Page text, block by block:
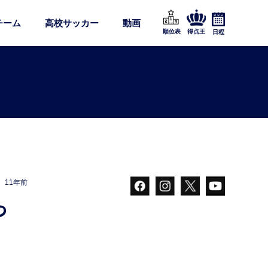
ーム 高校サッカー 動画
順位表 得点王 日程
11年前